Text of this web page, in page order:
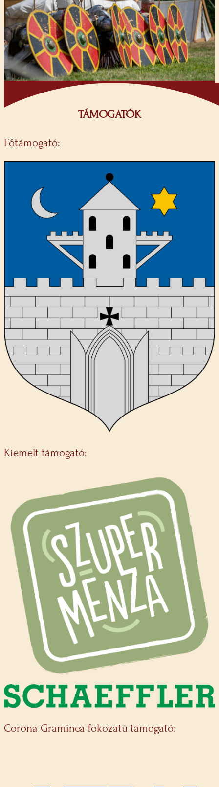
TÁMOGATÓK
Főtámogató:
Kiemelt támogató:
Corona Graminea fokozatú támogató: